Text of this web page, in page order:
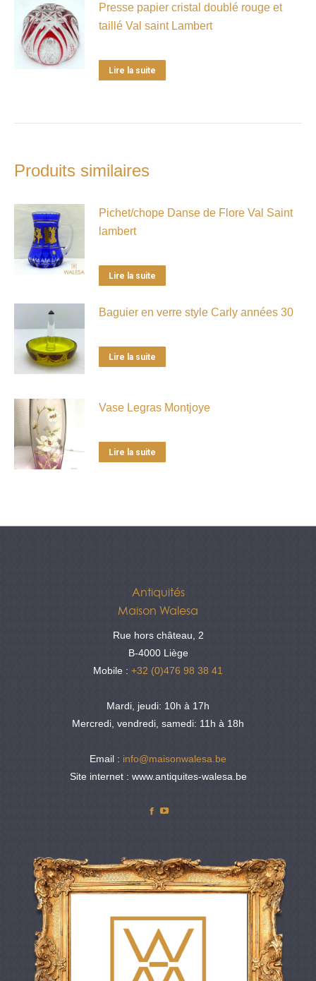
Presse papier cristal doublé rouge et
taillé Val saint Lambert
Lire la suite
Produits similaires
Pichet/chope Danse de Flore Val Saint
lambert
Lire la suite
Baguier en verre style Carly années 30
Lire la suite
Vase Legras Montjoye
Lire la suite
Antiquités
Maison Walesa
Rue hors château, 2
B-4000 Liège
Mobile : +32 (0)476 98 38 41
Mardi, jeudi: 10h à 17h
Mercredi, vendredi, samedi: 11h à 18h
Email : info@maisonwalesa.be
Site internet : www.antiquites-walesa.be
Facebook